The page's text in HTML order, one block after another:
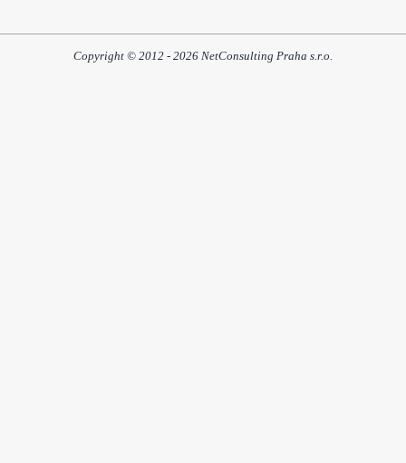
Copyright © 2012 - 2026 NetConsulting Praha s.r.o.